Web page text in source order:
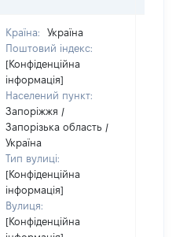
Країна:
Україна
Поштовий індекс:
[Конфіденційна
інформація]
Населений пункт:
Запоріжжя /
Запорізька область /
Україна
Тип вулиці:
[Конфіденційна
інформація]
Вулиця:
[Конфіденційна